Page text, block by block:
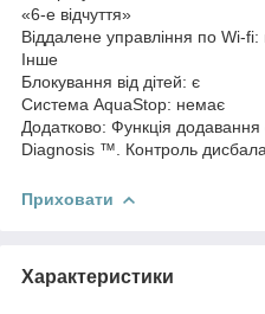
«6-е відчуття»
Віддалене управління по Wi-
Інше
Блокування від дітей: є
Система AquaStop: немає
Додатково: Функція
Diagnosis ™. Контроль
Приховати
Характеристики